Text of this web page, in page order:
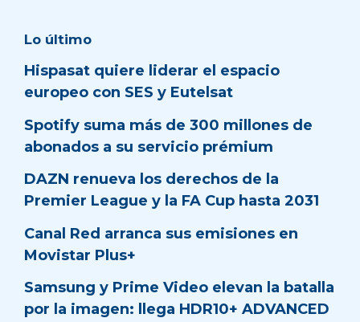
Lo último
Hispasat quiere liderar el espacio
europeo con SES y Eutelsat
Spotify suma más de 300 millones de
abonados a su servicio prémium
DAZN renueva los derechos de la
Premier League y la FA Cup hasta 2031
Canal Red arranca sus emisiones en
Movistar Plus+
Samsung y Prime Video elevan la batalla
por la imagen: llega HDR10+ ADVANCED